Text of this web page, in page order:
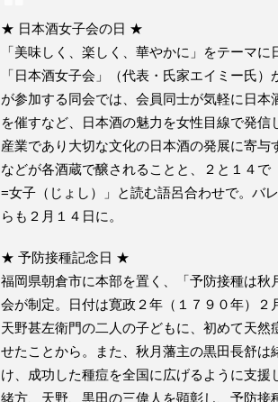
★ 日本酒女子会の日 ★
「美味しく、楽しく、華やかに」をテーマ
「日本酒女子会」（代表・氏家エイミー氏
が参加する同会では、会員同士が気軽に日
を催すなど、日本酒の魅力を女性目線で発
産業であり大切な文化の日本酒の発展に寄
などが各酒蔵で醸されることと、２と１４で
=女子（じょし）」と読む語呂合わせで。バ
らも２月１４日に。
★ 予防接種記念日 ★
福岡県朝倉市に本部を置く、「予防接種は
会が制定。日付は寛政２年（１７９０年）
天野甚左衛門の二人の子どもに、初めて天
せたことから。また、秋月藩主の黒田長舒
け、成功した種痘を全国に広げるように支
緒方、天野、黒田の三偉人を顕彰し、予防